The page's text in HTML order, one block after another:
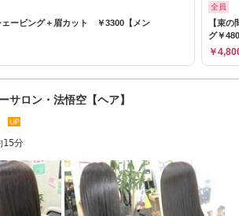
ェービング＋眉カット ￥3300【メン
全員
【束
グ￥
￥
サロン・法悟空【ヘア】
15分